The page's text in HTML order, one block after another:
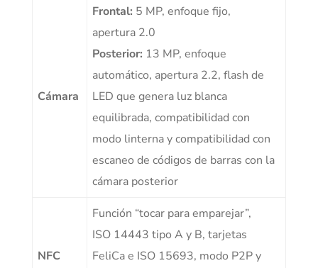
Cámara
Frontal: 5 MP, enfoque fijo,
apertura 2.0
Posterior: 13 MP, enfoque
automático, apertura 2.2, flash de
LED que genera luz blanca
equilibrada, compatibilidad con
modo linterna y compatibilidad con
escaneo de códigos de barras con la
cámara posterior
NFC
Función “tocar para emparejar”,
ISO 14443 tipo A y B, tarjetas
FeliCa e ISO 15693, modo P2P y